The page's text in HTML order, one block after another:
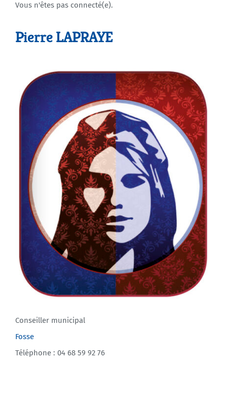
Agenda
Vous n'êtes pas connecté(e).
Pierre LAPRAYE
Conseiller municipal
Fosse
Téléphone : 04 68 59 92 76